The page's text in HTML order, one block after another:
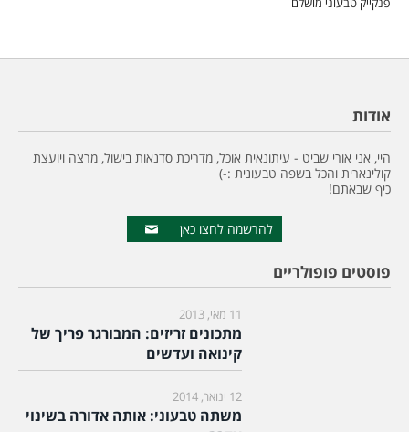
אודות
היי, אני אורי שביט - עיתונאית אוכל, מדריכת סדנאות בישול, מרצה ויועצת
קולינארית והכל בשפה טבעונית :-)
כיף שבאתם!
להרשמה לחצו כאן
פוסטים פופולריים
11 מאי, 2013
מתכונים זריזים: המבורגר פריך של
קינואה ועדשים
12 ינואר, 2014
משתה טבעוני: אותה אדורה בשינוי